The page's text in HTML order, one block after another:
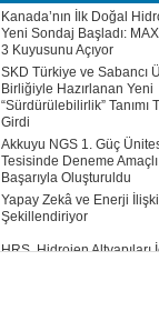
Kanada’nın İlk Doğal
Yeni Sondaj Başladı:
3 Kuyusunu Açıyor
SKD Türkiye ve Sabancı
Birliğiyle Hazırlanan Yeni
“Sürdürülebilirlik” Tanımı
Girdi
Akkuyu NGS 1. Güç
Tesisinde Deneme
Başarıyla Oluşturuldu
Yapay Zekâ ve Enerji
Şekillendiriyor
HRS, Hidrojen Altyapıları